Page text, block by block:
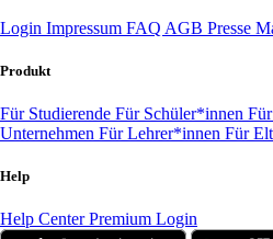
Login Impressum FAQ AGB Presse
Produkt
Für Studierende Für Schüler*innen
Unternehmen Für Lehrer*innen Für
Help
Help CenterPremium Login